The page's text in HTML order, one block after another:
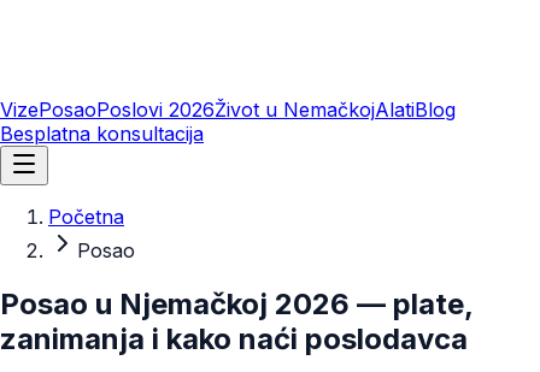
VizePosaoPoslovi 2026Život u NemačkojAlatiBlog
Besplatna konsultacija
Početna
Posao
Posao u Njemačkoj 2026 — plate,
zanimanja i kako naći poslodavca